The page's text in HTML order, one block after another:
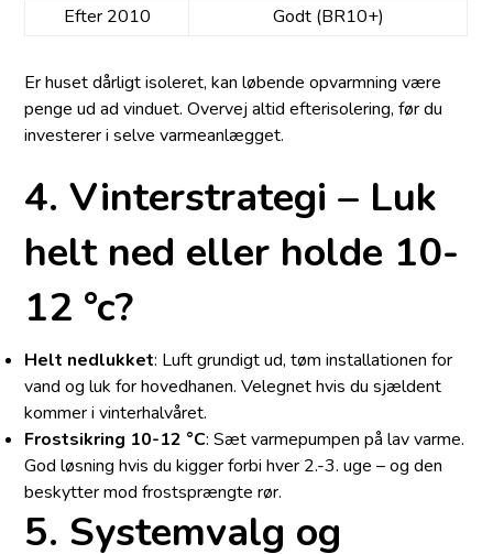
Efter 2010
Godt (BR10+)
Er huset dårligt isoleret, kan løbende opvarmning være
penge ud ad vinduet. Overvej altid efterisolering, før du
investerer i selve varmeanlægget.
4. Vinterstrategi – Luk
helt ned eller holde 10-
12 °c?
Helt nedlukket: Luft grundigt ud, tøm installationen for
vand og luk for hovedhanen. Velegnet hvis du sjældent
kommer i vinterhalvåret.
Frostsikring 10-12 °C: Sæt varmepumpen på lav varme.
God løsning hvis du kigger forbi hver 2.-3. uge – og den
beskytter mod frostsprængte rør.
5. Systemvalg og